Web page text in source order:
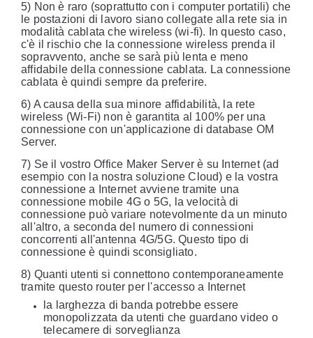
5) Non è raro (soprattutto con i computer portatili) che
le postazioni di lavoro siano collegate alla rete sia in
modalità cablata che wireless (wi-fi). In questo caso,
c'è il rischio che la connessione wireless prenda il
sopravvento, anche se sarà più lenta e meno
affidabile della connessione cablata. La connessione
cablata è quindi sempre da preferire.
6) A causa della sua minore affidabilità, la rete
wireless (Wi-Fi) non è garantita al 100% per una
connessione con un'applicazione di database OM
Server.
7) Se il vostro Office Maker Server è su Internet (ad
esempio con la nostra soluzione Cloud) e la vostra
connessione a Internet avviene tramite una
connessione mobile 4G o 5G, la velocità di
connessione può variare notevolmente da un minuto
all'altro, a seconda del numero di connessioni
concorrenti all'antenna 4G/5G. Questo tipo di
connessione è quindi sconsigliato.
8) Quanti utenti si connettono contemporaneamente
tramite questo router per l'accesso a Internet
la larghezza di banda potrebbe essere
monopolizzata da utenti che guardano video o
telecamere di sorveglianza